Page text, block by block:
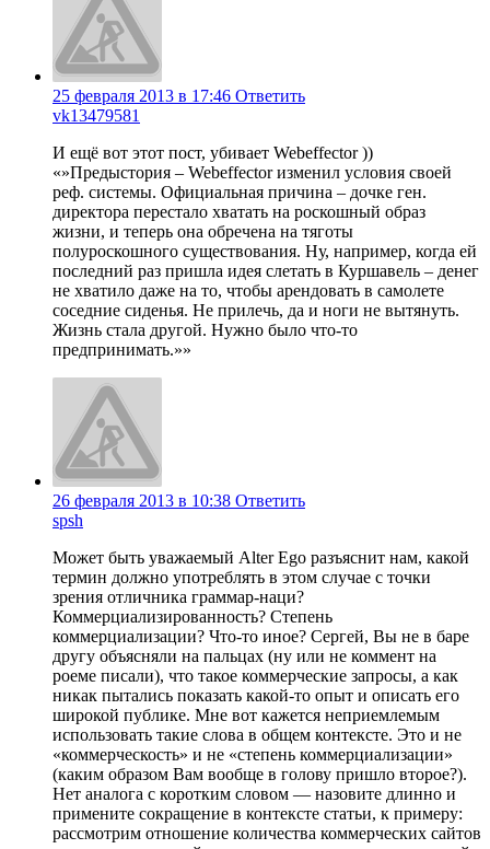
25 февраля 2013 в 17:46 Ответить
vk13479581
И ещё вот этот пост, убивает Webeffector ))
«»Предыстория – Webeffector изменил условия своей
реф. системы. Официальная причина – дочке ген.
директора перестало хватать на роскошный образ
жизни, и теперь она обречена на тяготы
полуроскошного существования. Ну, например, когда ей
последний раз пришла идея слетать в Куршавель – денег
не хватило даже на то, чтобы арендовать в самолете
соседние сиденья. Не прилечь, да и ноги не вытянуть.
Жизнь стала другой. Нужно было что-то
предпринимать.»»
26 февраля 2013 в 10:38 Ответить
spsh
Может быть уважаемый Alter Ego разъяснит нам, какой
термин должно употреблять в этом случае с точки
зрения отличника граммар-наци?
Коммерциализированность? Степень
коммерциализации? Что-то иное? Сергей, Вы не в баре
другу объясняли на пальцах (ну или не коммент на
роеме писали), что такое коммерческие запросы, а как
никак пытались показать какой-то опыт и описать его
широкой публике. Мне вот кажется неприемлемым
использовать такие слова в общем контексте. Это и не
«коммерческость» и не «степень коммерциализации»
(каким образом Вам вообще в голову пришло второе?).
Нет аналога с коротким словом — назовите длинно и
примените сокращение в контексте статьи, к примеру:
рассмотрим отношение количества коммерческих сайтов